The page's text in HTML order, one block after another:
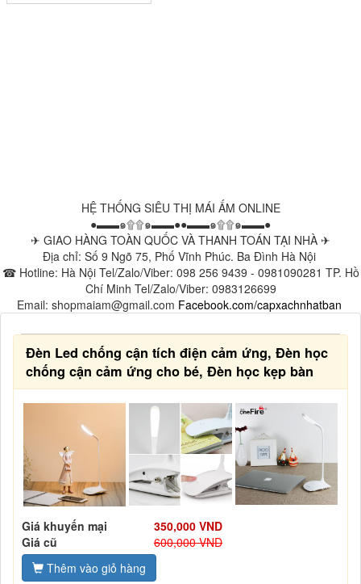
HỆ THỐNG SIÊU THỊ MÁI ẤM ONLINE
●▬▬๑۩۩๑▬▬●●▬▬๑۩۩๑▬▬●
✈ GIAO HÀNG TOÀN QUỐC VÀ THANH TOÁN TẠI NHÀ ✈
Địa chỉ: Số 9 Ngõ 75, Phố Vĩnh Phúc. Ba Đình Hà Nội
☎ Hotline: Hà Nội Tel/Zalo/Viber: 098 256 9439 - 0981090281 TP. Hồ
Chí Minh Tel/Zalo/Viber: 0983126699
Email: shopmaiam@gmail.com Facebook.com/capxachnhatban
Đèn Led chống cận tích điện cảm ứng, Đèn học
chống cận cảm ứng cho bé, Đèn học kẹp bàn
Giá khuyến mại
350,000 VND
Giá cũ
600,000 VND
Thêm vào giỏ hàng